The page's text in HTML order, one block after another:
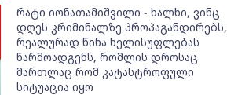
რატი იონათამიშვილი - ხალხი, ვინც
დღეს კრიმინალზე პროპაგანდირებს,
რეალურად წინა ხელისუფლებას
წარმოადგენს, რომლის დროსაც
მართლაც რომ კატასტროფული
სიტუაცია იყო